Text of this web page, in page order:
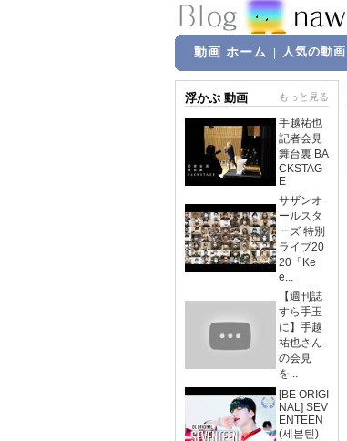
動画 ホーム 人気の動画
浮かぶ 動画 もっと見る
手越祐也
記者会見
舞台裏 BA
CKSTAG
E
サザンオ
ールスタ
ーズ 特別
ライブ20
20「Ke
e...
【週刊誌
すら手玉
に】手越
祐也さん
の会見
を...
[BE ORIGI
NAL] SEV
ENTEEN
(세븐틴)